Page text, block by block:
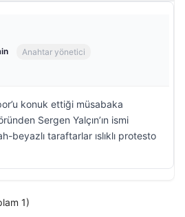
Anahtar yönetici
konuk ettiği müsabaka
Sergen Yalçın’ın ismi
beyazlı taraftarlar ıslıklı protesto
1)